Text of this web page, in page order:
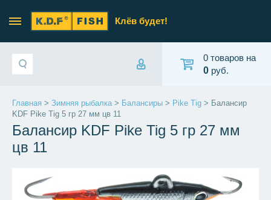
Клёв будет!
0 товаров на
0 руб.
Главная > Зимняя рыбалка> Балансиры > Pike Tig > Балансир
KDF Pike Tig 5 гр 27 мм цв 11
Балансир KDF Pike Tig 5 гр 27 мм
цв 11